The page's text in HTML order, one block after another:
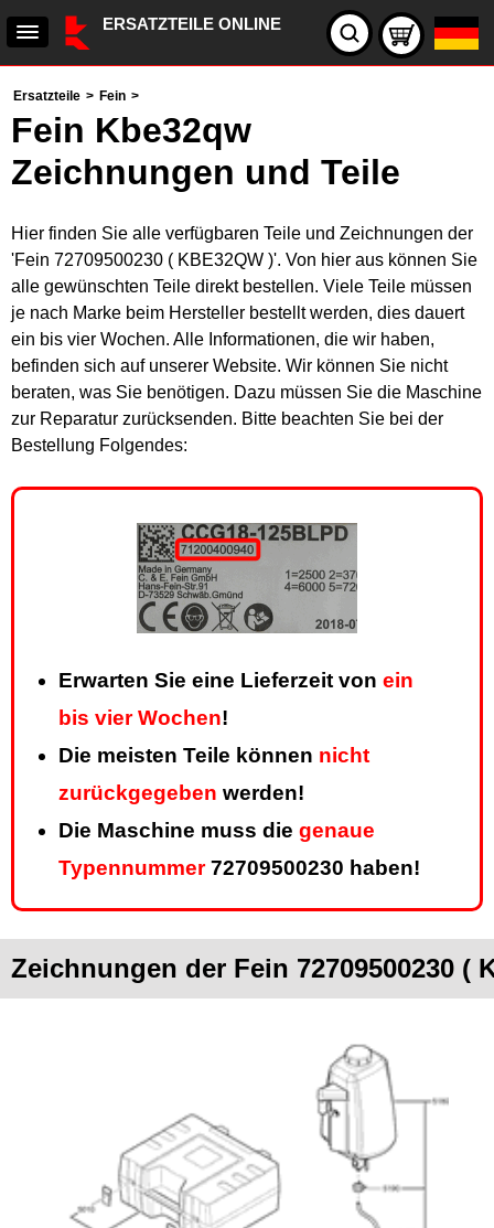
ERSATZTEILE ONLINE
Ersatzteile > Fein >
Fein Kbe32qw
Zeichnungen und Teile
Hier finden Sie alle verfügbaren Teile und Zeichnungen der
'Fein 72709500230 ( KBE32QW )'. Von hier aus können Sie
alle gewünschten Teile direkt bestellen. Viele Teile müssen
je nach Marke beim Hersteller bestellt werden, dies dauert
ein bis vier Wochen. Alle Informationen, die wir haben,
befinden sich auf unserer Website. Wir können Sie nicht
beraten, was Sie benötigen. Dazu müssen Sie die Maschine
zur Reparatur zurücksenden. Bitte beachten Sie bei der
Bestellung Folgendes:
Erwarten Sie eine Lieferzeit von ein
bis vier Wochen!
Die meisten Teile können nicht
zurückgegeben werden!
Die Maschine muss die genaue
Typennummer72709500230 haben!
Zeichnungen der Fein 72709500230 (